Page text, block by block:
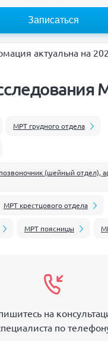
Записаться
актуальна на
МРТ грудного отдела
(шейный отдел),
МРТ крестцового отдела
МРТ поясницы
на
по